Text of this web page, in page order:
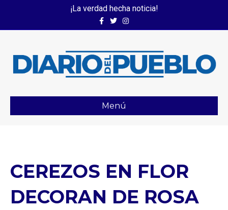
¡La verdad hecha noticia!
FacebookTwitterInstagram
Menú
CEREZOS EN FLOR
DECORAN DE ROSA